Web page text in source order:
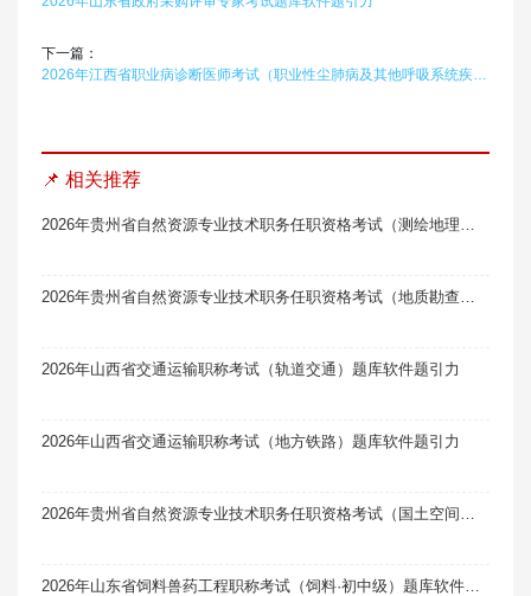
下一篇：
2026年江西省职业病诊断医师考试（职业性尘肺病及其他呼吸系统疾病）题库软件题引力
📌 相关推荐
2026年山西省交通运输职称考试（轨道交通）题库软件题引力
2026年山西省交通运输职称考试（地方铁路）题库软件题引力